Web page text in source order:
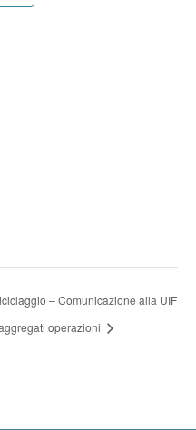
– Comunicazione alla UIF
operazioni